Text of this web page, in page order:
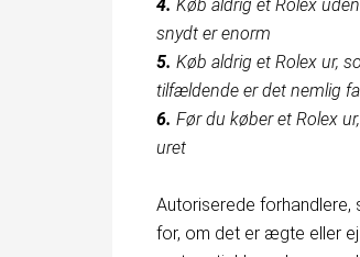
4. Køb aldrig et Rolex
snydt er enorm
5. Køb aldrig et Rolex ur,
tilfældende er det nemlig
6. Før du køber et Rolex
uret
Autoriserede forhandlere,
for, om det er ægte eller